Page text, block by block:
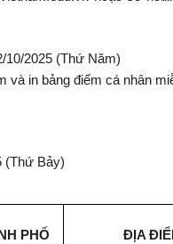
10/2025 (Thứ Năm)
và in bảng điểm cá nhân
(Thứ Bảy)
PHỐ ĐỊA